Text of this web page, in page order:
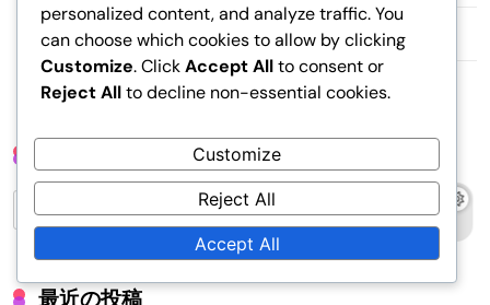
私たちについて
ブログ投稿
for:
最近の投稿
personalized content, and analyze traffic. You
can choose which cookies to allow by clicking
Customize. ClickAccept Allto consent or
Reject Allto decline non-essential cookies.
Customize
Reject All
Accept All